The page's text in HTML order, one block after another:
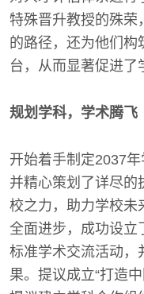
特殊晋升教授的殊荣
的路径，还为他们构
台，从而显著促进了
规划学科，学术腾飞
开始着手制定2037年
并精心策划了详尽的
校之力，助力学校未
全面进步，成功设立
标准学术交流活动，
果。提议成立“打造